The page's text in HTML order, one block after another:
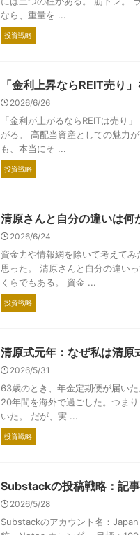
なら、重量を ...
投資戦略
「金利上昇ならREIT売り
2026/6/26
「金利が上がるならREITは売り
がる。 高配当資産としての魅力
も、本当にそ ...
投資戦略
清原さんと自分の違いは何
2026/6/24
資金力や情報網を除いて考えて
思った。 清原さんと自分の違い
くらでもある。 資金 ...
投資戦略
清原式元年：なぜ私は清原
2026/5/31
63歳のとき、年金定期便が届い
20年間を海外で過ごした。つま
いた。 だが、実 ...
投資戦略
Substackの投稿戦略：記
2026/5/28
Substackのアカウント名：